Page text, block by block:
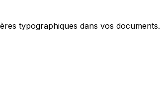
typographiques dans vos documents.